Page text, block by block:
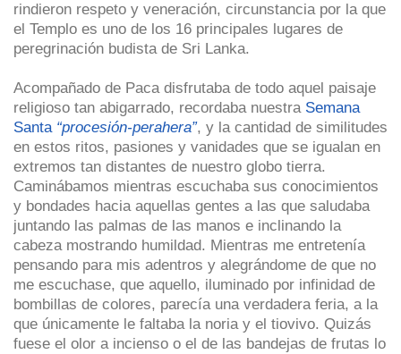
rindieron respeto y veneración, circunstancia por la que
el Templo es uno de los 16 principales lugares de
peregrinación budista de Sri Lanka.
Acompañado de Paca disfrutaba de todo aquel paisaje
religioso tan abigarrado, recordaba nuestra Semana
Santa “procesión-perahera”, y la cantidad de similitudes
en estos ritos, pasiones y vanidades que se igualan en
extremos tan distantes de nuestro globo tierra.
Caminábamos mientras escuchaba sus conocimientos
y bondades hacia aquellas gentes a las que saludaba
juntando las palmas de las manos e inclinando la
cabeza mostrando humildad. Mientras me entretenía
pensando para mis adentros y alegrándome de que no
me escuchase, que aquello, iluminado por infinidad de
bombillas de colores, parecía una verdadera feria, a la
que únicamente le faltaba la noria y el tiovivo. Quizás
fuese el olor a incienso o el de las bandejas de frutas lo